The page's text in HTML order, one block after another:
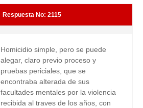
Respuesta No: 2115
Homicidio simple, pero se puede
alegar, claro previo proceso y
pruebas periciales, que se
encontraba alterada de sus
facultades mentales por la violencia
recibida al traves de los años, con